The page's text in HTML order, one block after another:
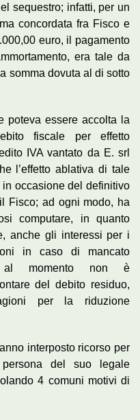
sequestro; infatti, per un
concordata fra Fisco e
euro, il pagamento
era tale da
somma dovuta al di sotto
poteva essere accolta la
fiscale per effetto
IVA vantato da E. srl
l’effetto ablativa di tale
occasione del definitivo
Fisco; ad ogni modo, ha
computare, in quanto
anche gli interessi per i
in caso di mancato
al momento non è
del debito residuo,
per la riduzione
interposto ricorso per
del suo legale
4 comuni motivi di